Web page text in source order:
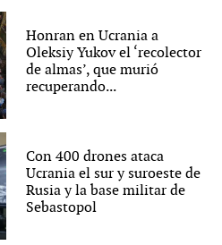
Honran en Ucrania a
Oleksiy Yukov el ‘recolector
de almas’, que murió
recuperando...
Con 400 drones ataca
Ucrania el sur y suroeste de
Rusia y la base militar de
Sebastopol